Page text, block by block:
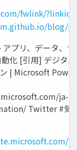
fwlink/
blog/
プリ、データ、サ
化 [引用] デジタル
| Microsoft Power
ja-
Twitter #気